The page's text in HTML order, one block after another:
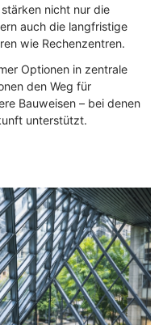
nicht nur die
auch die langfristige
wie Rechenzentren.
Optionen in zentrale
den Weg für
Bauweisen – bei denen
unterstützt.